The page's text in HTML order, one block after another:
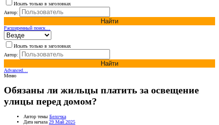
Искать только в заголовках
Автор:
Найти
Расширенный поиск…
Искать только в заголовках
Автор:
Найти
Advanced…
Меню
Обязаны ли жильцы платить за освещение
улицы перед домом?
Автор темы Белочка
Дата начала 29 Май 2025